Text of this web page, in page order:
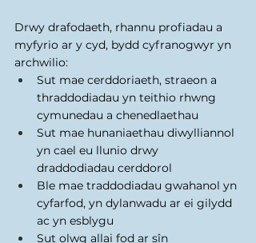
Drwy drafodaeth, rhannu profiadau a
myfyrio ar y cyd, bydd cyfranogwyr yn
archwilio:
Sut mae cerddoriaeth, straeon a
thraddodiadau yn teithio rhwng
cymunedau a chenedlaethau
Sut mae hunaniaethau diwylliannol
yn cael eu llunio drwy
draddodiadau cerddorol
Ble mae traddodiadau gwahanol yn
cyfarfod, yn dylanwadu ar ei gilydd
ac yn esblygu
Sut olwg allai fod ar sîn